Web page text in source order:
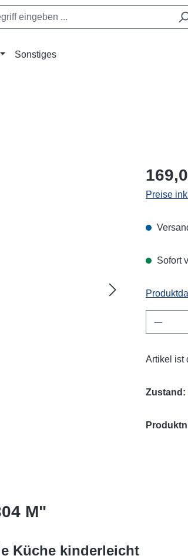
Sonstiges
Regulärer
Preise
Sofort
Artikel ist
Zustand:
M"
Küche kinderleicht